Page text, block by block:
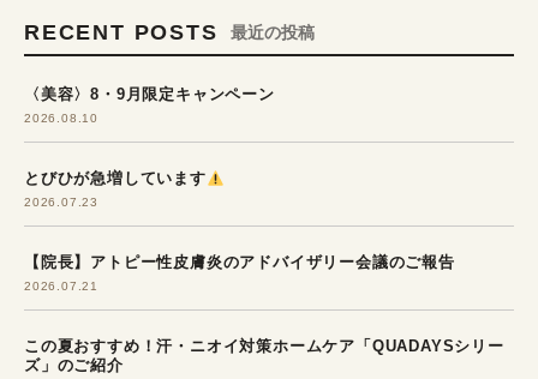
RECENT POSTS 最近の投稿
〈美容〉8・9月限定キャンペーン
2026.08.10
とびひが急増しています
2026.07.23
【院長】アトピー性皮膚炎のアドバイザリー会議のご報告
2026.07.21
この夏おすすめ！汗・ニオイ対策ホームケア「QUADAYSシリー
ズ」のご紹介